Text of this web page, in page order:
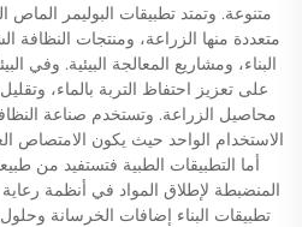
متنوعة. وتمتد تطبيقات البوليمر
متعددة منها الزراعة، ومنتجات النظافة
البناء، ومشاريع المعالجة البيئية. وفي
على تعزيز احتفاظ التربة بالماء،
محاصيل الزراعة. وتستخدم صناعة
الاستخدام الواحد حيث يكون الامتصاص
أما التطبيقات الطبية فتستفيد من
المنضبطة لإطلاق المواد في أنظمة
تطبيقات البناء إضافات الخرسانة